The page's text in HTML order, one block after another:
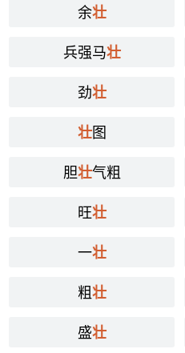
余壮
兵强马壮
劲壮
壮图
胆壮气粗
旺壮
一壮
粗壮
盛壮